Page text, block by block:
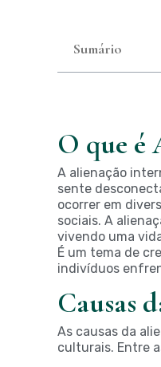
Sumário
O que é
A alienação
sente
ocorrer em
sociais. A
vivendo uma
É um tema de
indivíduos
Causas
As causas da
culturais. Entre